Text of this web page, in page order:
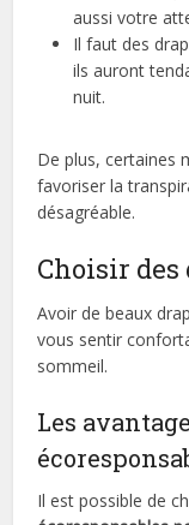
aussi votre
Il faut des
ils auront
nuit.
De plus, certaines
favoriser la
désagréable.
Choisir des
Avoir de beaux
vous sentir
sommeil.
Les
Il est possible de